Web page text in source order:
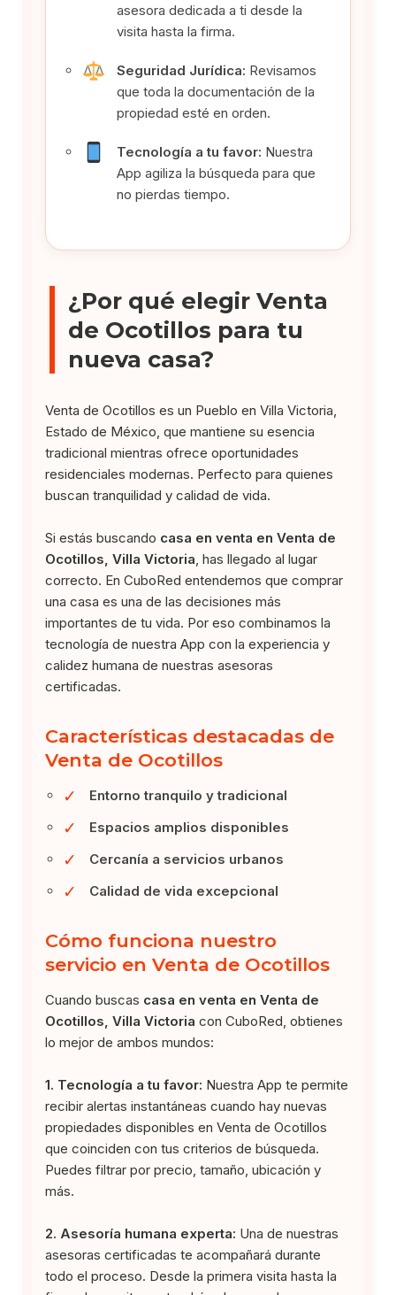
asesora dedicada a ti desde la
visita hasta la firma.
Seguridad Jurídica: Revisamos
que toda la documentación de la
propiedad esté en orden.
Tecnología a tu favor: Nuestra
App agiliza la búsqueda para que
no pierdas tiempo.
¿Por qué elegir Venta
de Ocotillos para tu
nueva casa?
Venta de Ocotillos es un Pueblo en Villa Victoria,
Estado de México, que mantiene su esencia
tradicional mientras ofrece oportunidades
residenciales modernas. Perfecto para quienes
buscan tranquilidad y calidad de vida.
Si estás buscando casa en venta en Venta de
Ocotillos, Villa Victoria , has llegado al lugar
correcto. En CuboRed entendemos que comprar
una casa es una de las decisiones más
importantes de tu vida. Por eso combinamos la
tecnología de nuestra App con la experiencia y
calidez humana de nuestras asesoras
certificadas.
Características destacadas de
Venta de Ocotillos
✓ Entorno tranquilo y tradicional
✓ Espacios amplios disponibles
✓ Cercanía a servicios urbanos
✓ Calidad de vida excepcional
Cómo funciona nuestro
servicio en Venta de Ocotillos
Cuando buscas casa en venta en Venta de
Ocotillos, Villa Victoria con CuboRed, obtienes
lo mejor de ambos mundos:
1. Tecnología a tu favor: Nuestra App te permite
recibir alertas instantáneas cuando hay nuevas
propiedades disponibles en Venta de Ocotillos
que coinciden con tus criterios de búsqueda.
Puedes filtrar por precio, tamaño, ubicación y
más.
2. Asesoría humana experta: Una de nuestras
asesoras certificadas te acompañará durante
todo el proceso. Desde la primera visita hasta la